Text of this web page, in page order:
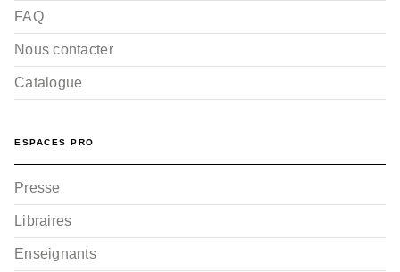
FAQ
Nous contacter
Catalogue
ESPACES PRO
Presse
Libraires
Enseignants